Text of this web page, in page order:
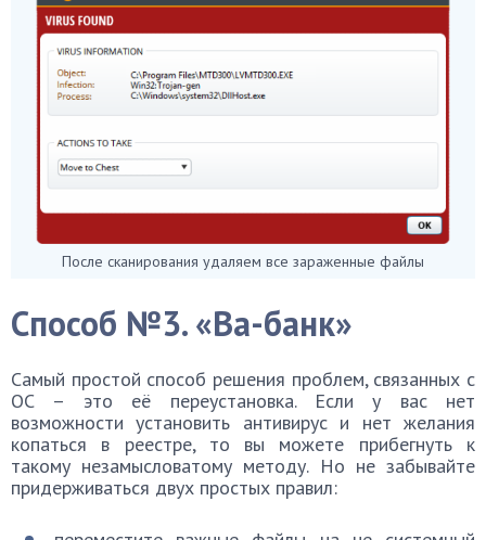
После сканирования удаляем все зараженные файлы
Способ №3. «Ва-банк»
Самый простой способ решения проблем, связанных с
ОС – это её переустановка. Если у вас нет
возможности установить антивирус и нет желания
копаться в реестре, то вы можете прибегнуть к
такому незамысловатому методу. Но не забывайте
придерживаться двух простых правил: